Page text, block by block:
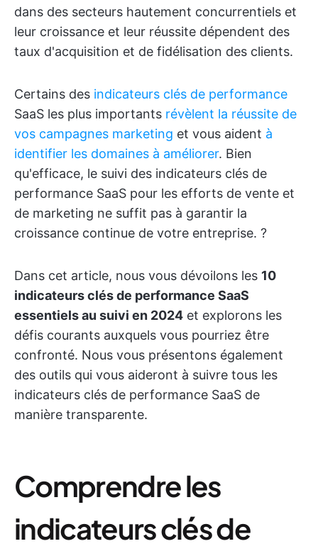
dans des secteurs hautement concurrentiels et
leur croissance et leur réussite dépendent des
taux d'acquisition et de fidélisation des clients.
Certains des indicateurs clés de performance
SaaS les plus importants révèlent la réussite de
vos campagnes marketing et vous aident à
identifier les domaines à améliorer. Bien
qu'efficace, le suivi des indicateurs clés de
performance SaaS pour les efforts de vente et
de marketing ne suffit pas à garantir la
croissance continue de votre entreprise. ?
Dans cet article, nous vous dévoilons les 10
indicateurs clés de performance SaaS
essentiels au suivi en 2024 et explorons les
défis courants auxquels vous pourriez être
confronté. Nous vous présentons également
des outils qui vous aideront à suivre tous les
indicateurs clés de performance SaaS de
manière transparente.
Comprendre les
indicateurs clés de